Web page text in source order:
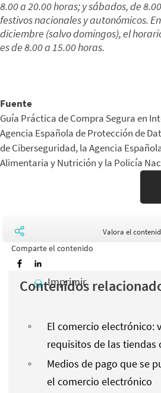
8.00 a 20.00 horas; y sábados, de
festivos nacionales y autonómicos.
diciembre (salvo domingos), el
es de 8.00 a 15.00 horas.
Fuente
Guía Práctica de Compra Segura en
Agencia Española de Protección de
de Ciberseguridad, la Agencia
Alimentaria y Nutrición y la Policía
Comparte el contenido
Valora el
Imprimir
Contenidos
El comercio electrónico:
requisitos de las tiendas
Medios de pago que se
el comercio electrónico